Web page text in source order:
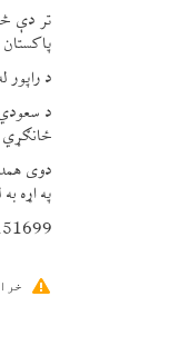
تر دې
د
د
ځانګړي
دوی
په اړه